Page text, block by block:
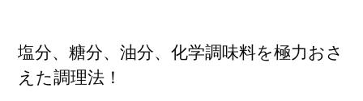
塩分、糖分、油分、化学調味料を極力おさ
えた調理法！